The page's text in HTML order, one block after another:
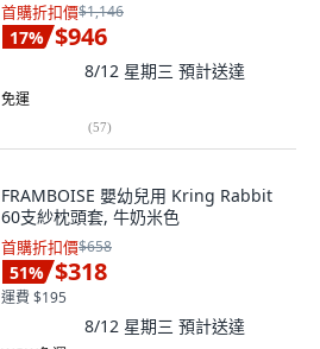
首購折扣價$1,146
17% $946
8/12 星期三 預計送達
免運
(57)
FRAMBOISE 嬰幼兒用 Kring Rabbit
60支紗枕頭套, 牛奶米色
首購折扣價$658
51% $318
運費 $195
8/12 星期三 預計送達